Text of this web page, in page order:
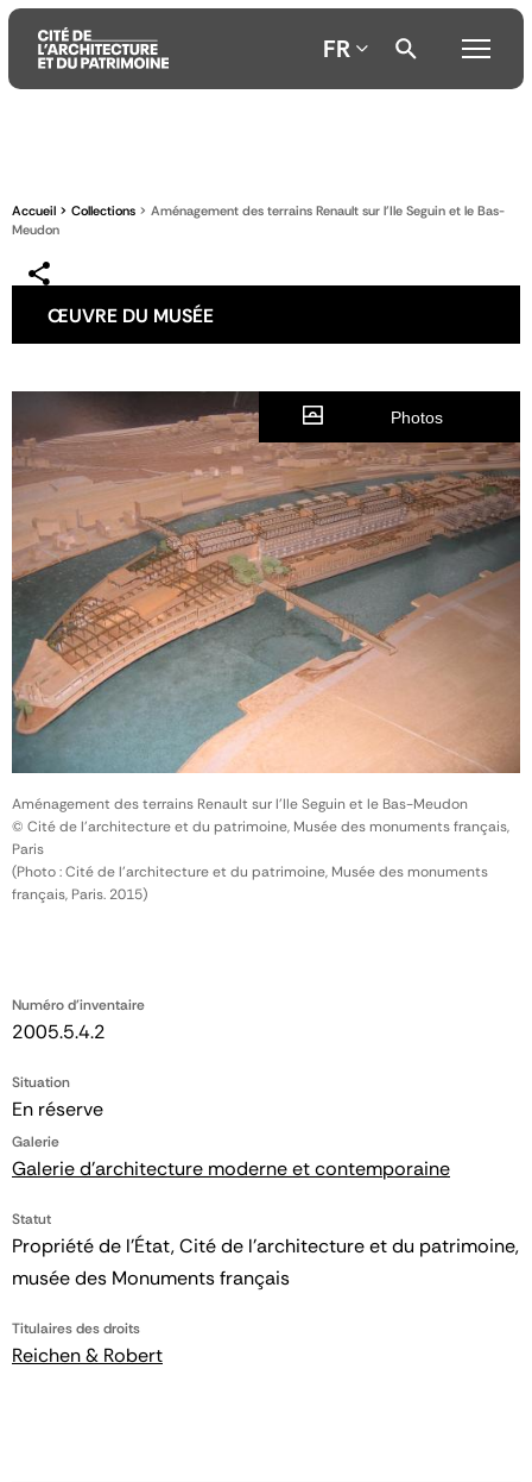
contenu
principal
menu
principal
la
recherche
FR
Accueil Collections
Aménagement des terrains Renault sur l'Ile Seguin et le Bas-
Meudon
ŒUVRE DU MUSÉE
Numéro d'inventaire
2005.5.4.2
Situation
En réserve
Galerie
Galerie d'architecture moderne et contemporaine
Statut
Propriété de l’État, Cité de l’architecture et du patrimoine,
musée des Monuments français
Titulaires des droits
Reichen & Robert
Aménagement des terrains Renault sur l'Ile Seguin et le Bas-Meudon
© Cité de l'architecture et du patrimoine, Musée des monuments français,
Paris
(Photo : Cité de l'architecture et du patrimoine, Musée des monuments
français, Paris. 2015)
Photos